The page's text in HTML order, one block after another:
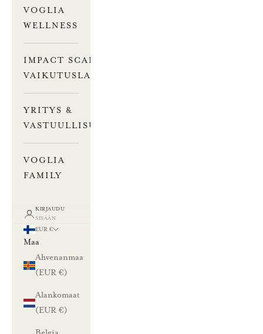
VOGLIA
WELLNESS
IMPACT SCALE –
VAIKUTUSLASKURI
YRITYS &
VASTUULLISUUS
VOGLIA
FAMILY
KIRJAUDU
SISÄÄN
EUR €
Maa
Ahvenanmaa
(EUR €)
Alankomaat
(EUR €)